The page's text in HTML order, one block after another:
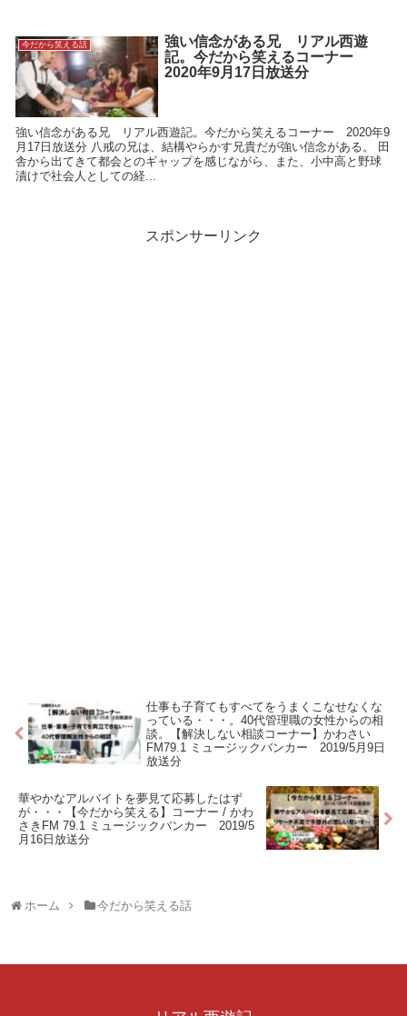
今だから笑える話
強い信念がある兄 リアル西遊
記。今だから笑えるコーナー
2020年9月17日放送分
強い信念がある兄 リアル西遊記。今だから笑えるコーナー 2020年9
月17日放送分 八戒の兄は、結構やらかす兄貴だが強い信念がある。 田
舎から出てきて都会とのギャップを感じながら、また、小中高と野球
漬けで社会人としての経...
スポンサーリンク
仕事も子育てもすべてをうまくこなせなくな
っている・・・。40代管理職の女性からの相
談。【解決しない相談コーナー】かわさい
FM79.1 ミュージックバンカー 2019/5月9日
放送分
華やかなアルバイトを夢見て応募したはず
が・・・【今だから笑える】コーナー / かわ
さきFM 79.1 ミュージックバンカー 2019/5
月16日放送分
ホーム 今だから笑える話